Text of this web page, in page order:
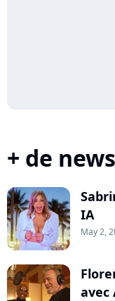
+ de
IA
May 2,
avec